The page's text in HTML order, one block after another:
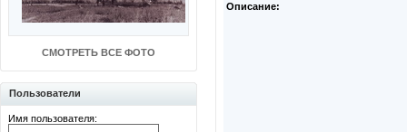
СМОТРЕТЬ ВСЕ ФОТО
Пользователи
Имя пользователя:
Описание: